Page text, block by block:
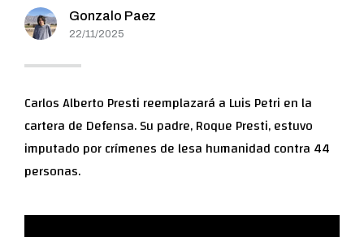
Gonzalo Paez
22/11/2025
Carlos Alberto Presti reemplazará a Luis Petri en la
cartera de Defensa. Su padre, Roque Presti, estuvo
imputado por crímenes de lesa humanidad contra 44
personas.